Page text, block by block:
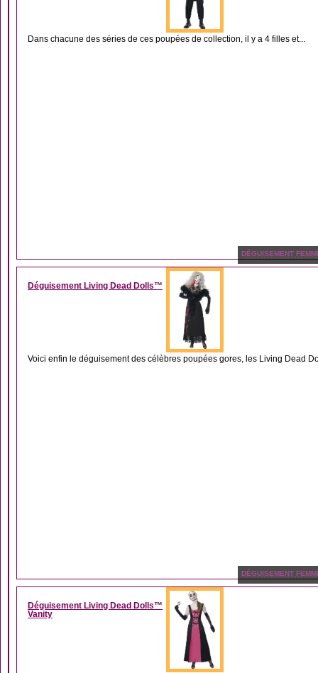
Dans chacune des séries de ces poupées de collection, il y a 4 filles et...
DÉGUISEMENT
Déguisement Living Dead Dolls™
Voici enfin le déguisement des célèbres poupées gores, les Living Dead
DÉGUISEMENT
Déguisement Living Dead Dolls™
Vanity